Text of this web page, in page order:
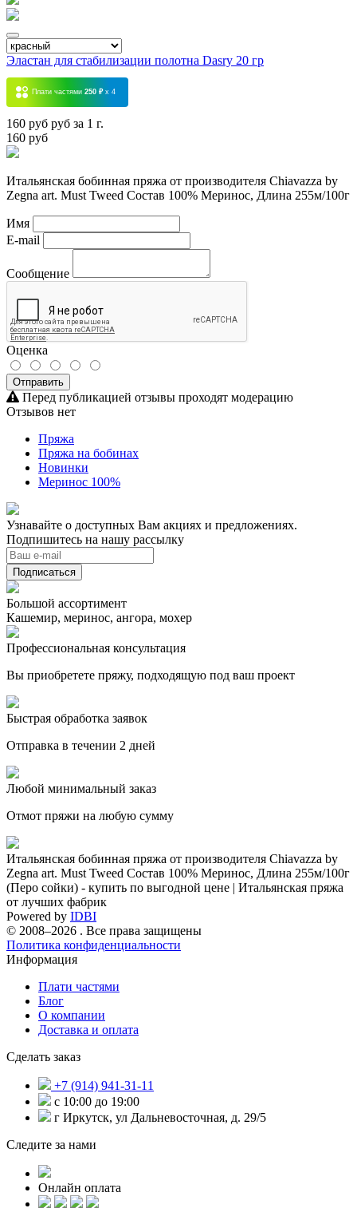
Эластан для стабилизации полотна Dasry 20 гр
Плати частями 250 ₽ x 4
160 руб руб за 1 г.
160 руб
Итальянская бобинная пряжа от производителя Chiavazza by
Zegna art. Must Tweed Состав 100% Меринос, Длина 255м/100г
Имя
E-mail
Сообщение
Оценка
Отправить
Перед публикацией отзывы проходят модерацию
Отзывов нет
Пряжа
Пряжа на бобинах
Новинки
Меринос 100%
Узнавайте о доступных Вам акциях и предложениях.
Подпишитесь на нашу рассылку
Подписаться
Большой ассортимент
Кашемир, меринос, ангора, мохер
Профессиональная консультация
Вы приобретете пряжу, подходящую под ваш проект
Быстрая обработка заявок
Отправка в течении 2 дней
Любой минимальный заказ
Отмот пряжи на любую сумму
Итальянская бобинная пряжа от производителя Chiavazza by
Zegna art. Must Tweed Состав 100% Меринос, Длина 255м/100г
(Перо сойки) - купить по выгодной цене | Итальянская пряжа
от лучших фабрик
Powered by IDBI
© 2008–2026 . Все права защищены
Политика конфиденциальности
Информация
Плати частями
Блог
О компании
Доставка и оплата
Сделать заказ
+7 (914) 941-31-11
с 10:00 до 19:00
г Иркутск, ул Дальневосточная, д. 29/5
Следите за нами
Онлайн оплата